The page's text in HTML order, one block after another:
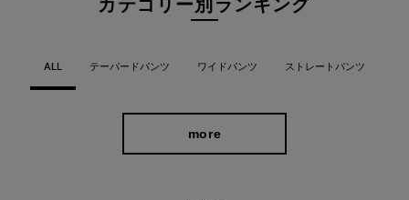
カテゴリー別ランキング
ALL テーパードパンツ ワイドパンツ ストレートパンツ
more